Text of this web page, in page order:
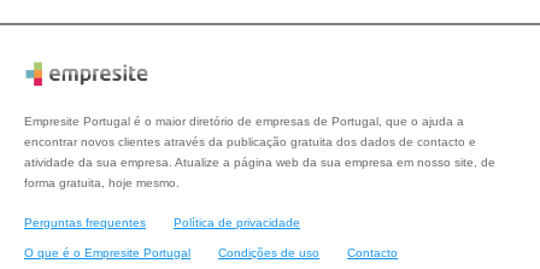
Empresite Portugal é o maior diretório de empresas de Portugal, que o ajuda a
encontrar novos clientes através da publicação gratuita dos dados de contacto e
atividade da sua empresa. Atualize a página web da sua empresa em nosso site, de
forma gratuita, hoje mesmo.
Perguntas frequentes Política de privacidade
O que é o Empresite Portugal Condições de uso Contacto